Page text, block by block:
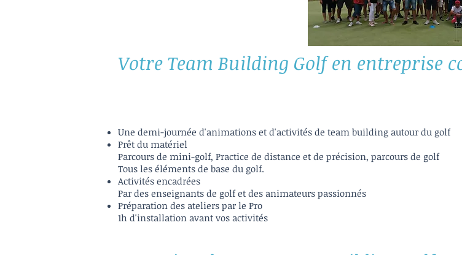
Votre Team Building Golf en entreprise
Une demi-journée d'animations et d'activités de team building autour du golf
Prêt du matériel
Parcours de mini-golf, Practice de distance et de précision, parcours de golf
Tous les éléments de base du golf.
Activités encadrées
Par des enseignants de golf et des animateurs passionnés
Préparation des ateliers par le Pro
1h d'installation avant vos activités